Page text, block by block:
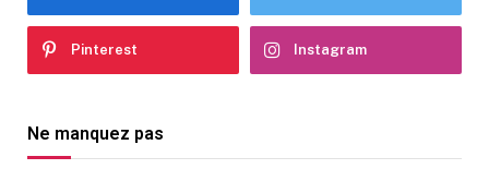
Pinterest Instagram
Ne manquez pas